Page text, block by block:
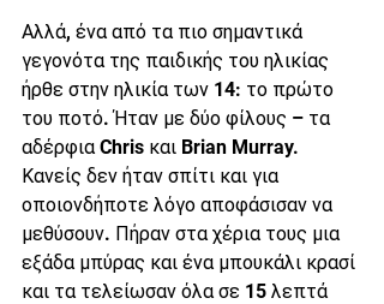
Αλλά, ένα από τα πιο σημαντικά
γεγονότα της παιδικής του ηλικίας
ήρθε στην ηλικία των 14: το πρώτο
του ποτό. Ήταν με δύο φίλους – τα
αδέρφια Chris και Brian Murray.
Κανείς δεν ήταν σπίτι και για
οποιονδήποτε λόγο αποφάσισαν να
μεθύσουν. Πήραν στα χέρια τους μια
εξάδα μπύρας και ένα μπουκάλι κρασί
και τα τελείωσαν όλα σε 15 λεπτά